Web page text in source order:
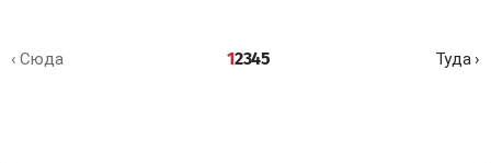
‹ Сюда 12345 Туда ›